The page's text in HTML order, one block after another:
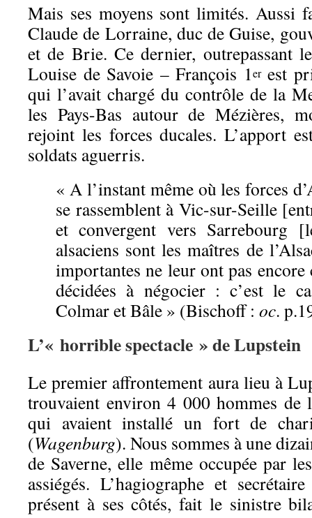
Mais ses moyens sont limités. Aussi
Claude de Lorraine, duc de Guise,
et de Brie. Ce dernier, outrepassant
Louise de Savoie – François 1erest
qui l’avait chargé du contrôle de la
les Pays-Bas autour de Mézières,
rejoint les forces ducales. L’apport
soldats aguerris.
« A l’instant même où les forces
se rassemblent à Vic-sur-Seille
et convergent vers Sarrebourg
alsaciens sont les maîtres de
importantes ne leur ont pas encore
décidées à négocier : c’est le
Colmar et Bâle » (Bischoff : oc.
L’« horrible spectacle » de Lupstein
Le premier affrontement aura lieu à
trouvaient environ 4 000 hommes de
qui avaient installé un fort de
(Wagenburg). Nous sommes à une
de Saverne, elle même occupée par
assiégés. L’hagiographe et
présent à ses côtés, fait le sinistre